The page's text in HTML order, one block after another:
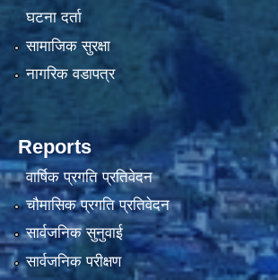
घटना दर्ता
सामाजिक सुरक्षा
नागरिक वडापत्र
Reports
वार्षिक प्रगति प्रतिवेदन
चौमासिक प्रगति प्रतिवेदन
सार्वजनिक सुनुवाई
सार्वजनिक परीक्षण